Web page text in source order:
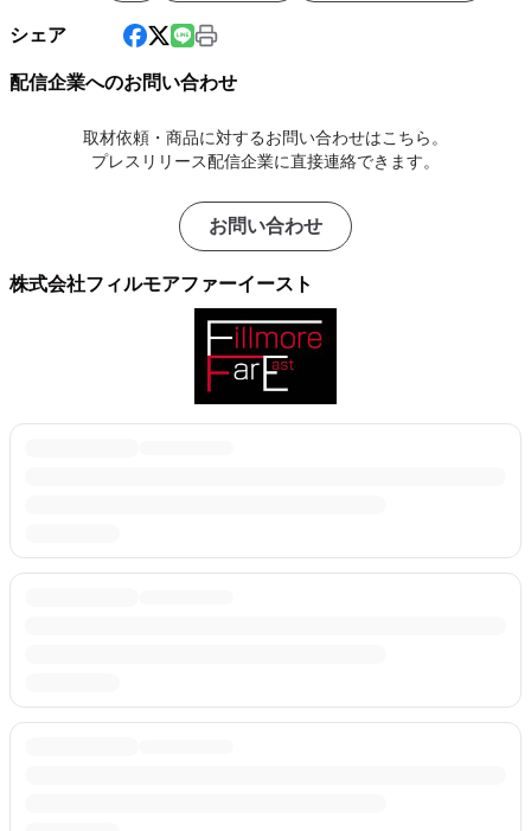
シェア
配信企業へのお問い合わせ
取材依頼・商品に対するお問い合わせはこちら。
プレスリリース配信企業に直接連絡できます。
お問い合わせ
株式会社フィルモアファーイースト